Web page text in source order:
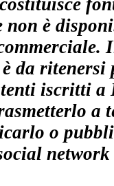
non è
da ritenersi
iscritti a
a
o